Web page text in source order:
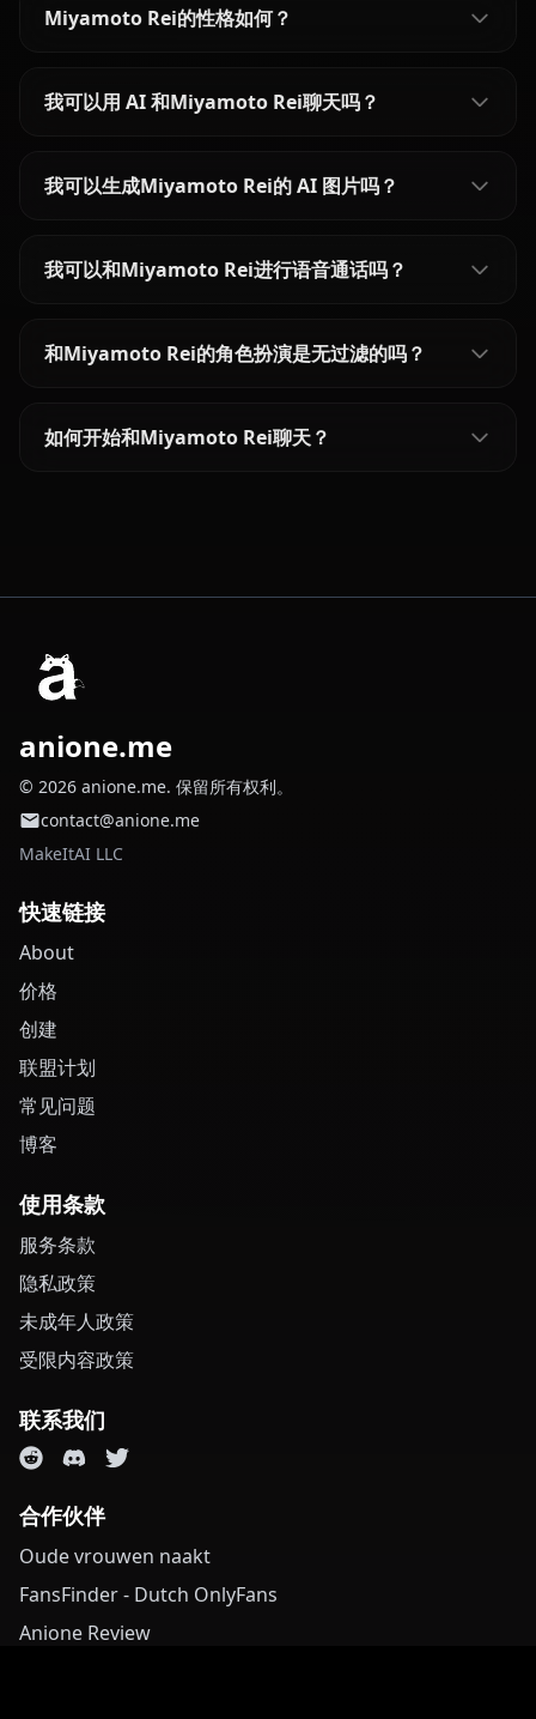
Miyamoto Rei的性格如何？
我可以用 AI 和Miyamoto Rei聊天吗？
我可以生成Miyamoto Rei的 AI 图片吗？
我可以和Miyamoto Rei进行语音通话吗？
和Miyamoto Rei的角色扮演是无过滤的吗？
如何开始和Miyamoto Rei聊天？
anione.me
© 2026 anione.me. 保留所有权利。
contact@anione.me
MakeItAI LLC
快速链接
About
价格
创建
联盟计划
常见问题
博客
使用条款
服务条款
隐私政策
未成年人政策
受限内容政策
联系我们
合作伙伴
Oude vrouwen naakt
FansFinder - Dutch OnlyFans
Anione Review